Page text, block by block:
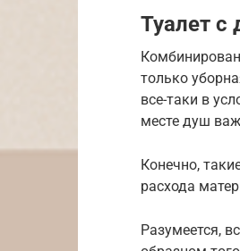
Туалет с
только
все-таки в
месте душ
Конечно,
расхода
Разумеется,